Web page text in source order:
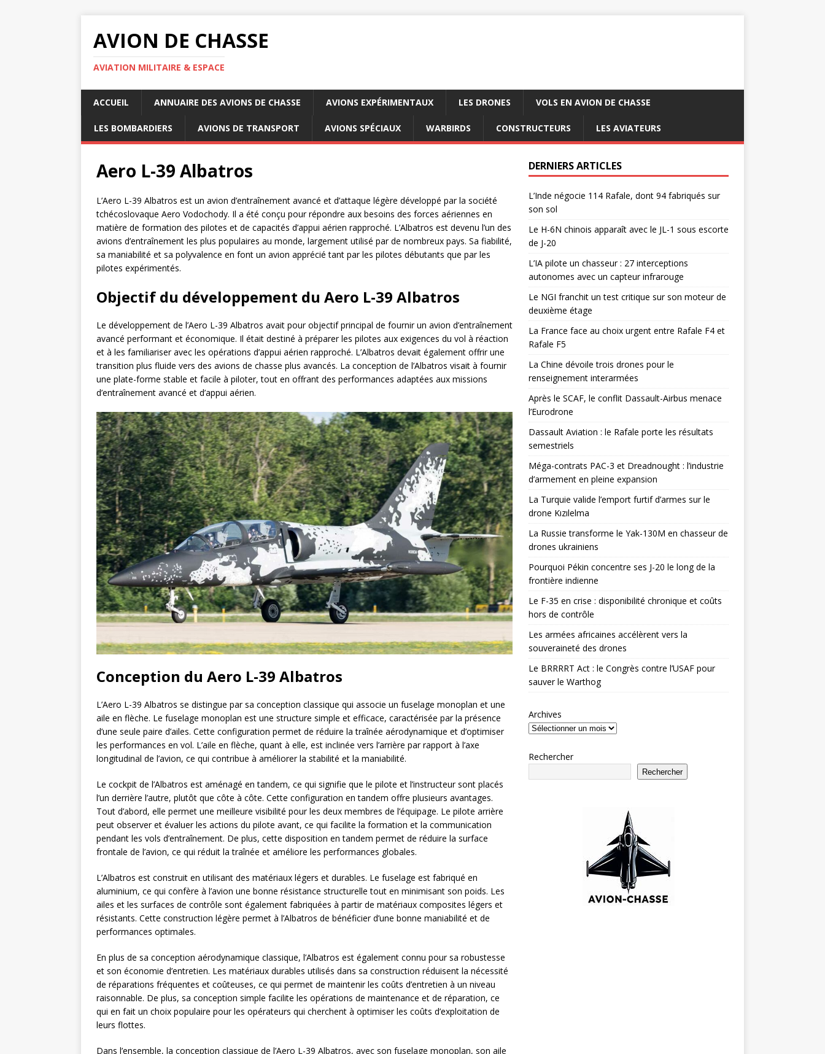
AVION DE CHASSE
AVIATION MILITAIRE & ESPACE
ACCUEIL ANNUAIRE DES AVIONS DE CHASSE AVIONS EXPÉRIMENTAUX LES DRONES VOLS EN AVION DE CHASSE
LES BOMBARDIERS AVIONS DE TRANSPORT AVIONS SPÉCIAUX WARBIRDS CONSTRUCTEURS LES AVIATEURS
Aero L-39 Albatros
L’Aero L-39 Albatros est un avion d’entraînement avancé et d’attaque légère développé par la société
tchécoslovaque Aero Vodochody. Il a été conçu pour répondre aux besoins des forces aériennes en
matière de formation des pilotes et de capacités d’appui aérien rapproché. L’Albatros est devenu l’un des
avions d’entraînement les plus populaires au monde, largement utilisé par de nombreux pays. Sa fiabilité,
sa maniabilité et sa polyvalence en font un avion apprécié tant par les pilotes débutants que par les
pilotes expérimentés.
Objectif du développement du Aero L-39 Albatros
Le développement de l’Aero L-39 Albatros avait pour objectif principal de fournir un avion d’entraînement
avancé performant et économique. Il était destiné à préparer les pilotes aux exigences du vol à réaction
et à les familiariser avec les opérations d’appui aérien rapproché. L’Albatros devait également offrir une
transition plus fluide vers des avions de chasse plus avancés. La conception de l’Albatros visait à fournir
une plate-forme stable et facile à piloter, tout en offrant des performances adaptées aux missions
d’entraînement avancé et d’appui aérien.
Conception du Aero L-39 Albatros
L’Aero L-39 Albatros se distingue par sa conception classique qui associe un fuselage monoplan et une
aile en flèche. Le fuselage monoplan est une structure simple et efficace, caractérisée par la présence
d’une seule paire d’ailes. Cette configuration permet de réduire la traînée aérodynamique et d’optimiser
les performances en vol. L’aile en flèche, quant à elle, est inclinée vers l’arrière par rapport à l’axe
longitudinal de l’avion, ce qui contribue à améliorer la stabilité et la maniabilité.
Le cockpit de l’Albatros est aménagé en tandem, ce qui signifie que le pilote et l’instructeur sont placés
l’un derrière l’autre, plutôt que côte à côte. Cette configuration en tandem offre plusieurs avantages.
Tout d’abord, elle permet une meilleure visibilité pour les deux membres de l’équipage. Le pilote arrière
peut observer et évaluer les actions du pilote avant, ce qui facilite la formation et la communication
pendant les vols d’entraînement. De plus, cette disposition en tandem permet de réduire la surface
frontale de l’avion, ce qui réduit la traînée et améliore les performances globales.
L’Albatros est construit en utilisant des matériaux légers et durables. Le fuselage est fabriqué en
aluminium, ce qui confère à l’avion une bonne résistance structurelle tout en minimisant son poids. Les
ailes et les surfaces de contrôle sont également fabriquées à partir de matériaux composites légers et
résistants. Cette construction légère permet à l’Albatros de bénéficier d’une bonne maniabilité et de
performances optimales.
En plus de sa conception aérodynamique classique, l’Albatros est également connu pour sa robustesse
et son économie d’entretien. Les matériaux durables utilisés dans sa construction réduisent la nécessité
de réparations fréquentes et coûteuses, ce qui permet de maintenir les coûts d’entretien à un niveau
raisonnable. De plus, sa conception simple facilite les opérations de maintenance et de réparation, ce
qui en fait un choix populaire pour les opérateurs qui cherchent à optimiser les coûts d’exploitation de
leurs flottes.
Dans l’ensemble, la conception classique de l’Aero L-39 Albatros, avec son fuselage monoplan, son aile
DERNIERS ARTICLES
L’Inde négocie 114 Rafale, dont 94 fabriqués sur
son sol
Le H-6N chinois apparaît avec le JL-1 sous escorte
de J-20
L’IA pilote un chasseur : 27 interceptions
autonomes avec un capteur infrarouge
Le NGI franchit un test critique sur son moteur de
deuxième étage
La France face au choix urgent entre Rafale F4 et
Rafale F5
La Chine dévoile trois drones pour le
renseignement interarmées
Après le SCAF, le conflit Dassault-Airbus menace
l’Eurodrone
Dassault Aviation : le Rafale porte les résultats
semestriels
Méga-contrats PAC-3 et Dreadnought : l’industrie
d’armement en pleine expansion
La Turquie valide l’emport furtif d’armes sur le
drone Kızılelma
La Russie transforme le Yak-130M en chasseur de
drones ukrainiens
Pourquoi Pékin concentre ses J-20 le long de la
frontière indienne
Le F-35 en crise : disponibilité chronique et coûts
hors de contrôle
Les armées africaines accélèrent vers la
souveraineté des drones
Le BRRRRT Act : le Congrès contre l’USAF pour
sauver le Warthog
Archives
Rechercher
Rechercher